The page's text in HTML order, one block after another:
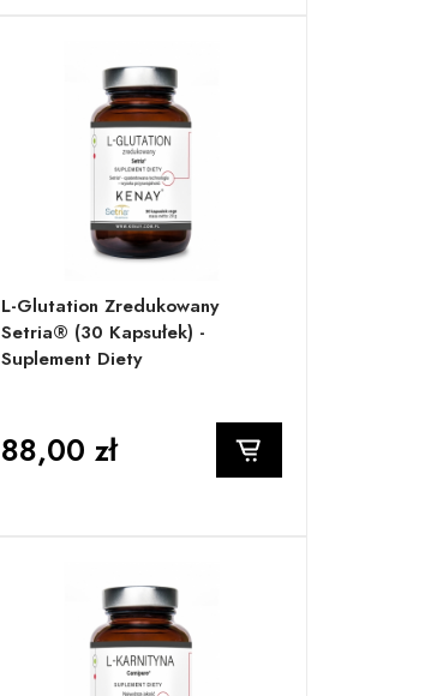
L-Glutation Zredukowany
Setria® (30 Kapsułek) -
Suplement Diety
88,00 zł